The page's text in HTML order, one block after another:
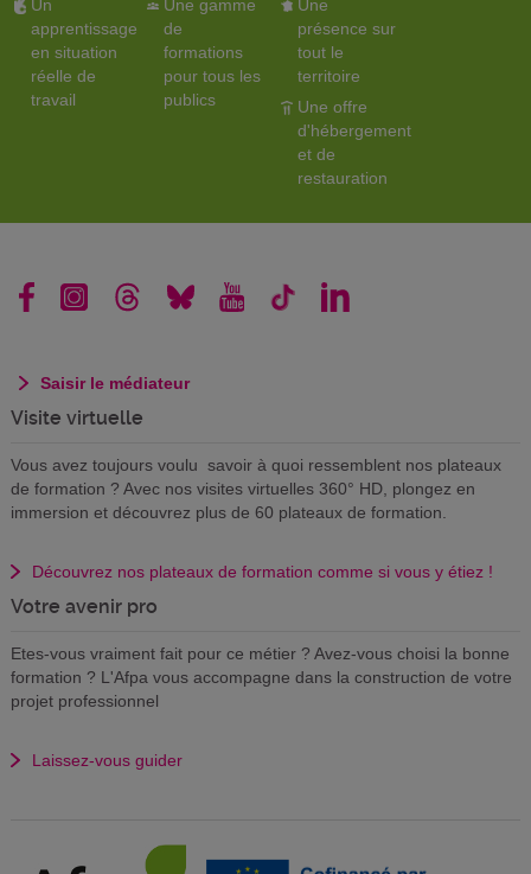
Un
apprentissage
en situation
réelle de
travail
Une gamme
de
formations
pour tous les
publics
Une
présence sur
tout le
territoire
Une offre
d'hébergement
et de
restauration
Saisir le médiateur
Visite virtuelle
Vous avez toujours voulu savoir à quoi ressemblent nos plateaux
de formation ? Avec nos visites virtuelles 360° HD, plongez en
immersion et découvrez plus de 60 plateaux de formation.
Découvrez nos plateaux de formation comme si vous y étiez !
Votre avenir pro
Etes-vous vraiment fait pour ce métier ? Avez-vous choisi la bonne
formation ? L'Afpa vous accompagne dans la construction de votre
projet professionnel
Laissez-vous guider